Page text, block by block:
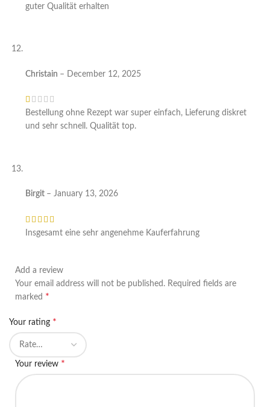
guter Qualität erhalten
Christain – December 12, 2025
Bestellung ohne Rezept war super einfach, Lieferung diskret
und sehr schnell. Qualität top.
Birgit – January 13, 2026
Insgesamt eine sehr angenehme Kauferfahrung
Add a review
Your email address will not be published. Required fields are
marked *
Your rating *
Your review *